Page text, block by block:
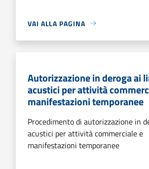
VAI ALLA PAGINA
Autorizzazione in deroga ai
acustici per attività
manifestazioni temporanee
Procedimento di autorizzazione in
acustici per attività commerciale e
manifestazioni temporanee